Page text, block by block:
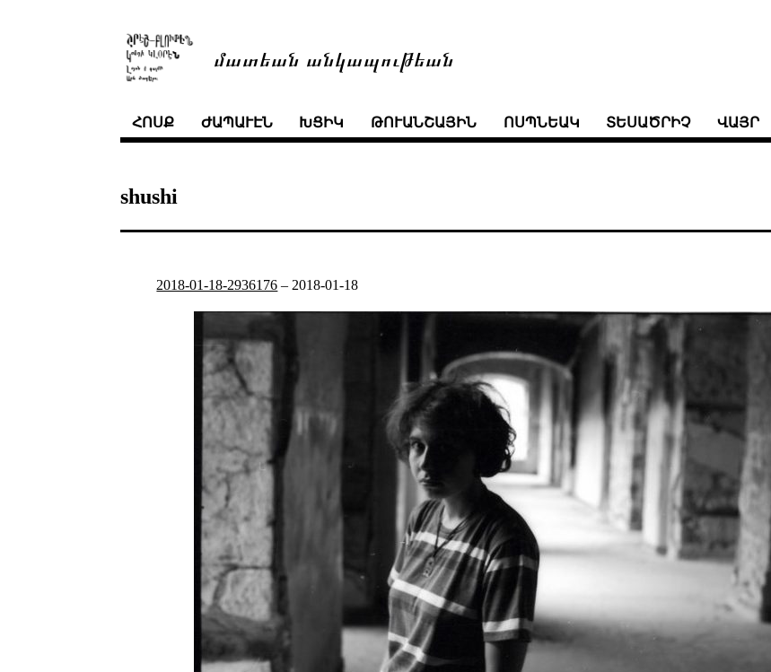
մատեան անկապութեան
ՀՈՍՔ ԺԱՊԱՒԷՆ ԽՑԻԿ ԹՈՒԱՆՇԱՅԻՆ ՈՍՊՆԵԱԿ ՏԵՍԱԾՐԻՉ ՎԱՅՐ
shushi
2018-01-18-2936176 – 2018-01-18